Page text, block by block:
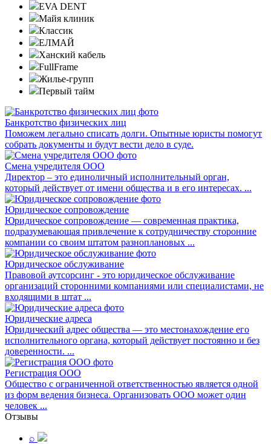
EVA DENT
Майя клиник
Классик
ЕЛМАЙ
Ханский кабель
FullFrame
Жилье-групп
Первый тайм
Банкротство физических лиц
Поможем легально списать долги. Опытные юристы помогут
собрать документы и будут вести дело в суде.
Смена учредителя ООО
Директор – это единоличный исполнительный орган,
который действует от имени общества и в его интересах. ...
Юридическое сопровождение
Юридическое сопровождение — современная практика,
подразумевающая привлечение к сотрудничеству сторонние
компании со своим штатом разноплановых ...
Юридическое обслуживание
Правовой аутсорсинг - это юридическое обслуживание
организаций сторонними компаниями или специалистами, не
входящими в штат ...
Юридические адреса
Юридический адрес общества — это местонахождение его
исполнительного органа, который действует постоянно и без
доверенности. ...
Регистрация ООО
Общество с ограниченной ответственностью является одной
из форм ведения бизнеса. Организовать ООО может один
человек ...
Отзывы
⌕